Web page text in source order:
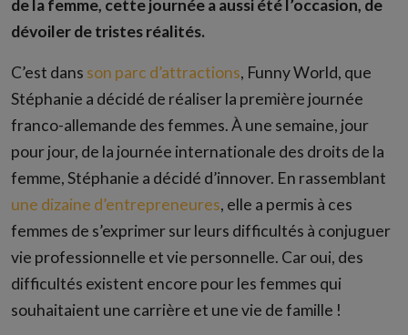
de la femme, cette journée a aussi été l’occasion, de
dévoiler de tristes réalités.
C’est dans son parc d’attractions, Funny World, que
Stéphanie a décidé de réaliser la première journée
franco-allemande des femmes. À une semaine, jour
pour jour, de la journée internationale des droits de la
femme, Stéphanie a décidé d’innover. En rassemblant
une dizaine d’entrepreneures, elle a permis à ces
femmes de s’exprimer sur leurs difficultés à conjuguer
vie professionnelle et vie personnelle. Car oui, des
difficultés existent encore pour les femmes qui
souhaitaient une carrière et une vie de famille !